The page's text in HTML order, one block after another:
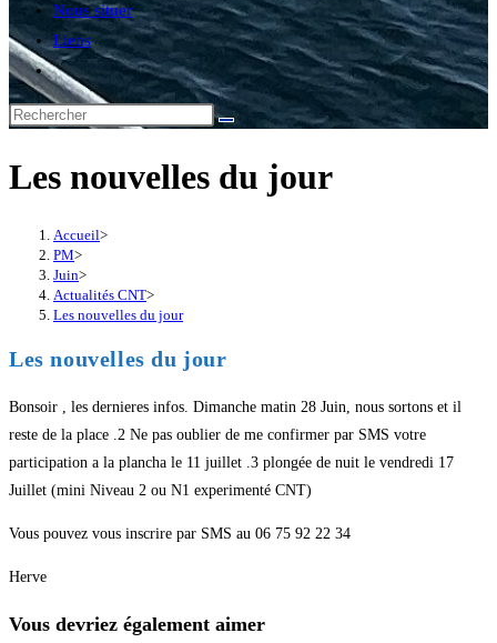
Nous situer
Liens
Toggle
website
search
Les nouvelles du jour
Accueil>
PM>
Juin>
Actualités CNT>
Les nouvelles du jour
Les nouvelles du jour
Bonsoir , les dernieres infos. Dimanche matin 28 Juin, nous sortons et il
reste de la place .2 Ne pas oublier de me confirmer par SMS votre
participation a la plancha le 11 juillet .3 plongée de nuit le vendredi 17
Juillet (mini Niveau 2 ou N1 experimenté CNT)
Vous pouvez vous inscrire par SMS au 06 75 92 22 34
Herve
Vous devriez également aimer